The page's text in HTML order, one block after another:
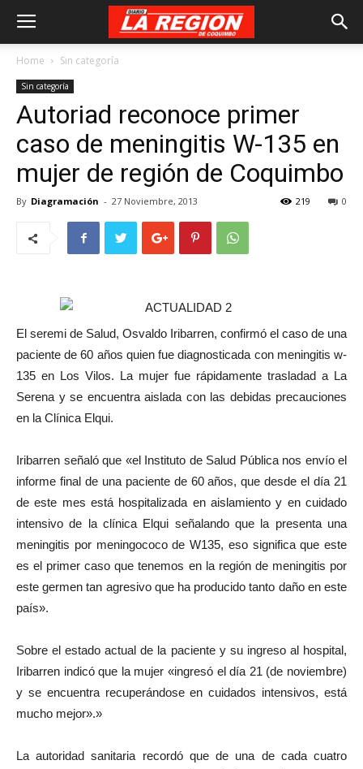
Home Sin categoría
Sin categoría
Autoriad reconoce primer
caso de meningitis W-135 en
mujer de región de Coquimbo
By Diagramación - 27 Noviembre, 2013 0
219
El seremi de Salud, Osvaldo Iribarren, confirmó el caso de una
paciente de 60 años quien fue diagnosticada con meningitis w-
135 en Los Vilos. La mujer fue rápidamente trasladad a La
Serena y se encuentra aislada con las debidas precauciones
en la Clínica Elqui.
Iribarren señaló que «el Instituto de Salud Pública nos envío el
informe final de una paciente de 60 años, que desde el día 21
de este mes está hospitalizada en aislamiento y en cuidado
intensivo de la clínica Elqui señalando que la presenta una
meningitis por meningococo de W135, eso significa que este
es el primer caso que tenemos en la región de meningitis por
este germen tan agresivo que ha producido tanto daño en este
país».
Sobre el estado actual de la paciente y su ingreso al hospital,
Iribarren indicó que la mujer «ingresó el día 21 (de noviembre)
y se encuentra recuperándose en cuidados intensivos, está
mucho mejor».»
La autoridad sanitaria recordó que de una de cada cuatro